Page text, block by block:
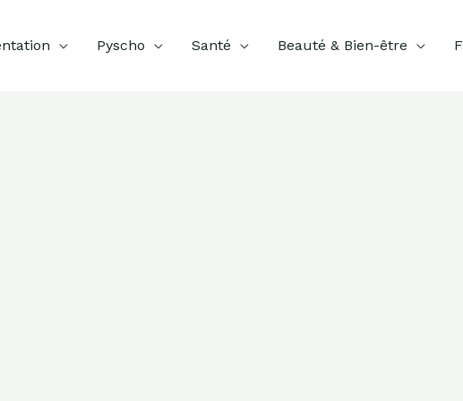
Pyscho Santé Beauté & Bien-être